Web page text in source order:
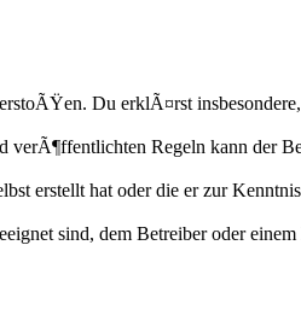
Du erklÃ¤rst
Regeln kann der
erstellt hat oder die er zur
sind, dem Betreiber oder